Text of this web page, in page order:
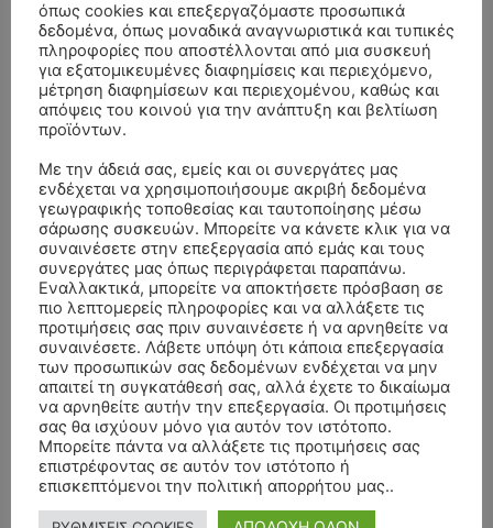
ΣΥΛΛΥΠΗΤΗΡΙΑ ΜΗΝΥΜΑΤΑ
Αλέξανδρος ΣέρβοςεπίΚΗΔΕΙΑ – ΣΑΒΒΑΤΟ 25/7/2026 –
ΧΑΡΑΛΑΜΠΟΣ ΚΑΥΚΙΑΣ ΕΤΩΝ 57
ΧΡΙΣΤΙΝΑεπίΚΗΔΕΙΑ – ΤΡΙΤΗ 4/8/2026 – ΧΡΗΣΤΟΣ Α. ΠΑΛΙΟΥΡΑΣ
ΕΤΩΝ 58
Θεόδωρος Νάκοςεπί ΚΗΔΕΙΑ – ΔΕΥΤΕΡΑ 3/8/2026 – ΔΗΜΗΤΡΙΟΣ Σ.
ΤΣΙΛΙΚΗΣ ΕΤΩΝ 79
ΠΑΝΑΓΙΩΤΗΣ IΩΑΚΕΙΜΙΔΗΣ επίΚΗΔΕΙΑ – ΔΕΥΤΕΡΑ 3/8/2026 –
ΣΠΥΡΙΔΟΥΛΑ Γ. ΣΕΪΤΑΝΙΔΟΥ ΕΤΩΝ 91
όπως cookies και επεξεργαζόμαστε προσωπικά
δεδομένα, όπως μοναδικά αναγνωριστικά και τυπικές
πληροφορίες που αποστέλλονται από μια συσκευή
για εξατομικευμένες διαφημίσεις και περιεχόμενο,
μέτρηση διαφημίσεων και περιεχομένου, καθώς και
απόψεις του κοινού για την ανάπτυξη και βελτίωση
προϊόντων.
Με την άδειά σας, εμείς και οι συνεργάτες μας
ενδέχεται να χρησιμοποιήσουμε ακριβή δεδομένα
γεωγραφικής τοποθεσίας και ταυτοποίησης μέσω
σάρωσης συσκευών. Μπορείτε να κάνετε κλικ για να
συναινέσετε στην επεξεργασία από εμάς και τους
συνεργάτες μας όπως περιγράφεται παραπάνω.
Εναλλακτικά, μπορείτε να αποκτήσετε πρόσβαση σε
πιο λεπτομερείς πληροφορίες και να αλλάξετε τις
προτιμήσεις σας πριν συναινέσετε ή να αρνηθείτε να
συναινέσετε. Λάβετε υπόψη ότι κάποια επεξεργασία
των προσωπικών σας δεδομένων ενδέχεται να μην
απαιτεί τη συγκατάθεσή σας, αλλά έχετε το δικαίωμα
να αρνηθείτε αυτήν την επεξεργασία. Οι προτιμήσεις
σας θα ισχύουν μόνο για αυτόν τον ιστότοπο.
Μπορείτε πάντα να αλλάξετε τις προτιμήσεις σας
επιστρέφοντας σε αυτόν τον ιστότοπο ή
επισκεπτόμενοι την πολιτική απορρήτου μας..